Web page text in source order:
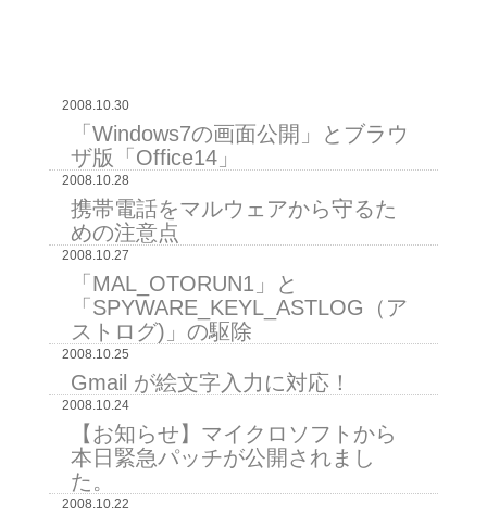
2008.10.30
「Windows7の画面公開」とブラウ
ザ版「Office14」
2008.10.28
携帯電話をマルウェアから守るた
めの注意点
2008.10.27
「MAL_OTORUN1」と
「SPYWARE_KEYL_ASTLOG（ア
ストログ)」の駆除
2008.10.25
Gmail が絵文字入力に対応！
2008.10.24
【お知らせ】マイクロソフトから
本日緊急パッチが公開されまし
た。
2008.10.22